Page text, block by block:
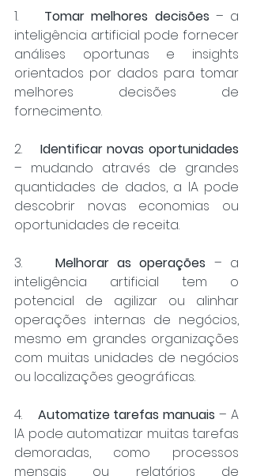
1. Tomar melhores decisões – a
inteligência artificial pode fornecer
análises oportunas e insights
orientados por dados para tomar
melhores decisões de
fornecimento.
2. Identificar novas oportunidades
– mudando através de grandes
quantidades de dados, a IA pode
descobrir novas economias ou
oportunidades de receita.
3. Melhorar as operações – a
inteligência artificial tem o
potencial de agilizar ou alinhar
operações internas de negócios,
mesmo em grandes organizações
com muitas unidades de negócios
ou localizações geográficas.
4. Automatize tarefas manuais – A
IA pode automatizar muitas tarefas
demoradas, como processos
mensais ou relatórios de